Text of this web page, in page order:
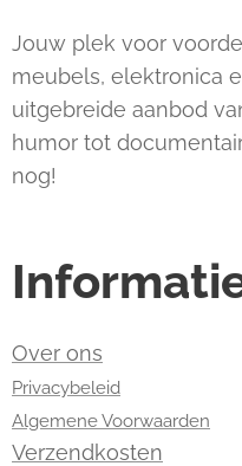
Jouw plek voor
meubels, elektronica
uitgebreide aanbod
humor tot
nog!
Over ons
Privacybeleid
Algemene Voorwaarden
Verzendkosten